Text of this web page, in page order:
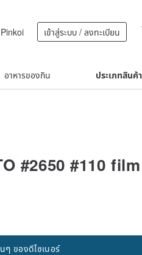
เข้าสู่ระบบ / ลงทะเบียน
อาหารของกิน ประเภทสินค้า
#2650 #110 film
ๆ ของดีไซเนอร์